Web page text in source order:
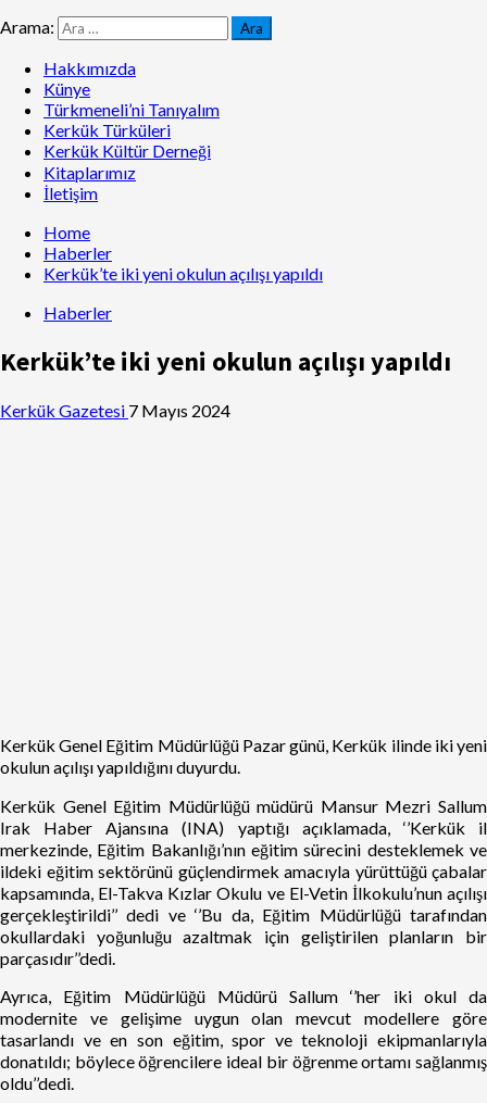
Arama:
Hakkımızda
Künye
Türkmeneli’ni Tanıyalım
Kerkük Türküleri
Kerkük Kültür Derneği
Kitaplarımız
İletişim
Home
Haberler
Kerkük’te iki yeni okulun açılışı yapıldı
Haberler
Kerkük’te iki yeni okulun açılışı yapıldı
Kerkük Gazetesi 7 Mayıs 2024
Kerkük Genel Eğitim Müdürlüğü Pazar günü, Kerkük ilinde iki yeni
okulun açılışı yapıldığını duyurdu.
Kerkük Genel Eğitim Müdürlüğü müdürü Mansur Mezri Sallum
Irak Haber Ajansına (INA) yaptığı açıklamada, ‘’Kerkük il
merkezinde, Eğitim Bakanlığı’nın eğitim sürecini desteklemek ve
ildeki eğitim sektörünü güçlendirmek amacıyla yürüttüğü çabalar
kapsamında, El-Takva Kızlar Okulu ve El-Vetin İlkokulu’nun açılışı
gerçekleştirildi’’ dedi ve ‘’Bu da, Eğitim Müdürlüğü tarafından
okullardaki yoğunluğu azaltmak için geliştirilen planların bir
parçasıdır’’dedi.
Ayrıca, Eğitim Müdürlüğü Müdürü Sallum ‘’her iki okul da
modernite ve gelişime uygun olan mevcut modellere göre
tasarlandı ve en son eğitim, spor ve teknoloji ekipmanlarıyla
donatıldı; böylece öğrencilere ideal bir öğrenme ortamı sağlanmış
oldu’’dedi.